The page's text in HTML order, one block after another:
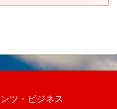
ツ・ビジネス